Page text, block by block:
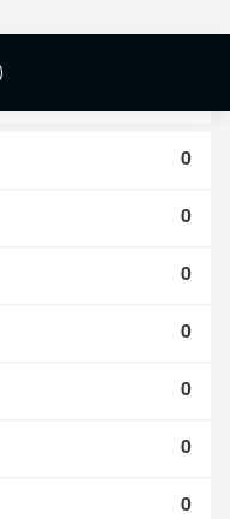
ÁREAS
0
0
0
0
0
0
0